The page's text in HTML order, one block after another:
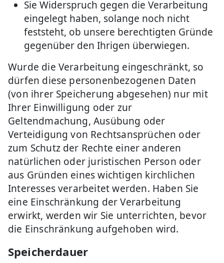
Sie Widerspruch gegen die Verarbeitung
eingelegt haben, solange noch nicht
feststeht, ob unsere berechtigten Gründe
gegenüber den Ihrigen überwiegen.
Wurde die Verarbeitung eingeschränkt, so
dürfen diese personenbezogenen Daten
(von ihrer Speicherung abgesehen) nur mit
Ihrer Einwilligung oder zur
Geltendmachung, Ausübung oder
Verteidigung von Rechtsansprüchen oder
zum Schutz der Rechte einer anderen
natürlichen oder juristischen Person oder
aus Gründen eines wichtigen kirchlichen
Interesses verarbeitet werden. Haben Sie
eine Einschränkung der Verarbeitung
erwirkt, werden wir Sie unterrichten, bevor
die Einschränkung aufgehoben wird.
Speicherdauer